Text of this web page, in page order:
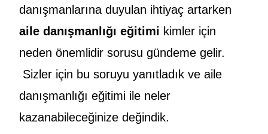
danışmanlarına duyulan ihtiyaç artarken
aile danışmanlığı eğitimi kimler için
neden önemlidir sorusu gündeme gelir.
Sizler için bu soruyu yanıtladık ve aile
danışmanlığı eğitimi ile neler
kazanabileceğinize değindik.